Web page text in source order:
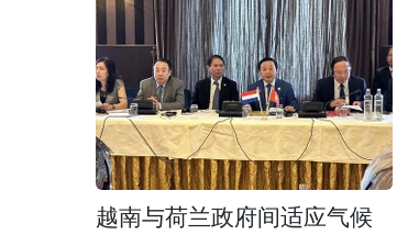
越南与荷兰政府间适应气候